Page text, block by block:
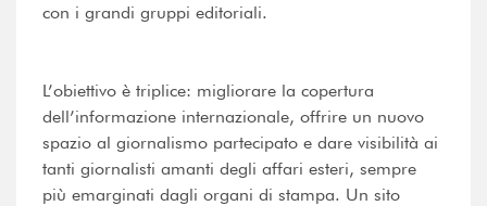
con i grandi gruppi editoriali.
L’obiettivo è triplice: migliorare la copertura
dell’informazione internazionale, offrire un nuovo
spazio al giornalismo partecipato e dare visibilità ai
tanti giornalisti amanti degli affari esteri, sempre
più emarginati dagli organi di stampa. Un sito